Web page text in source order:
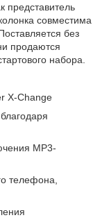
представитель
совместима
без
продаются
набора.
X-Change
MP3-
телефона,